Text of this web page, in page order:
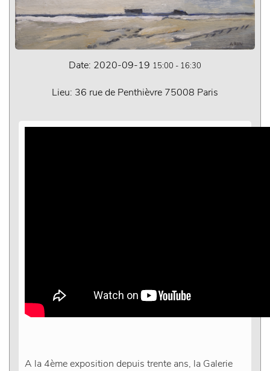
Date: 2020-09-19 15:00 - 16:30
Lieu: 36 rue de Penthièvre 75008 Paris
A la 4ème exposition depuis trente ans, la Galerie